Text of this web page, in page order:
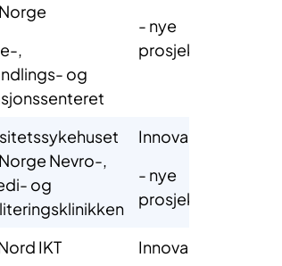
,
og
- nye
prosjekter
Nevro-,
og
Innovasjon
- nye
prosjekter
IKT
Innovasjon -